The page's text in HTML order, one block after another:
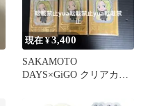
現在 ¥3,400
SAKAMOTO
DAYS×GiGO クリアカー